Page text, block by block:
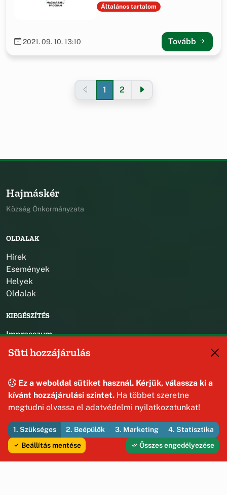
Általános tartalom
2021. 09. 10. 13:10 Tovább
1 2
Hajmáskér
Község Önkormányzata
OLDALAK
Hírek
Események
Helyek
Oldalak
KIEGÉSZÍTÉS
Impresszum
Szerzői jogok
Adatvédelem
KAPCSOLAT
+36 88 587 470
hajmaskerjegyzo@hajmasker.hu
8192 Hajmáskér, Kossuth Lajos u. 31.
Süti hozzájárulás
Ez a weboldal sütiket használ. Kérjük, válassza ki a
kívánt hozzájárulási szintet. Ha többet szeretne
megtudni olvassa el adatvédelmi nyilatkozatunkat!
1. Szükséges 2. Beépülők 3. Marketing
4. Statisztika
Beállítás mentése
Összes engedélyezése